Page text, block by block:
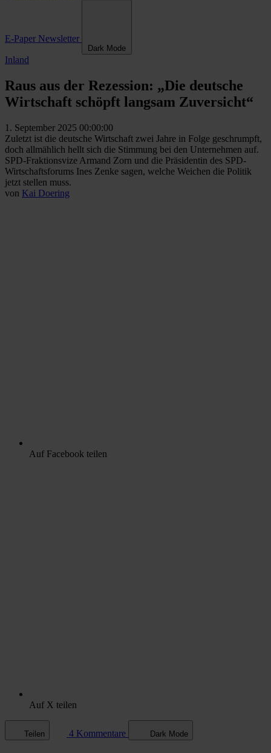
E-Paper Newsletter
Dark Mode
Inland
Raus aus der Rezession: „Die deutsche
Wirtschaft schöpft langsam Zuversicht“
1. September 2025 00:00:00
Zuletzt ist die deutsche Wirtschaft zwei Jahre in Folge geschrumpft,
doch allmählich hellt sich die Stimmung bei den Unternehmen auf.
SPD-Fraktionsvize Armand Zorn und die Präsidentin des SPD-
Wirtschaftsforums Ines Zenke sagen, welche Weichen die Politik
jetzt stellen muss.
von Kai Doering
Auf Facebook teilen
Auf X teilen
Teilen 4 Kommentare Dark Mode